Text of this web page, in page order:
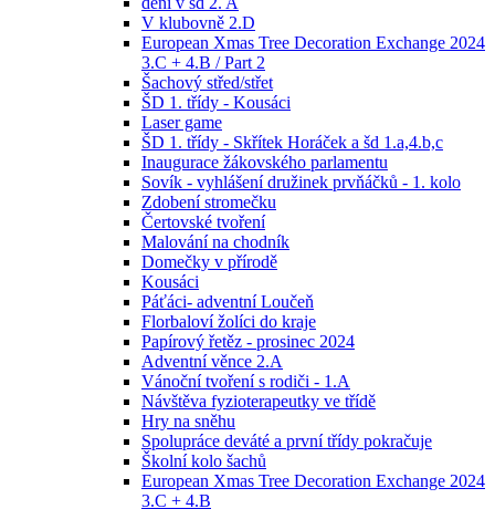
V klubovně 2.D
European Xmas Tree Decoration Exchange 2024
3.C + 4.B / Part 2
Šachový střed/střet
ŠD 1. třídy - Kousáci
Laser game
ŠD 1. třídy - Skřítek Horáček a šd 1.a,4.b,c
Inaugurace žákovského parlamentu
Sovík - vyhlášení družinek prvňáčků - 1. kolo
Zdobení stromečku
Čertovské tvoření
Malování na chodník
Domečky v přírodě
Kousáci
Páťáci- adventní Loučeň
Florbaloví žolíci do kraje
Papírový řetěz - prosinec 2024
Adventní věnce 2.A
Vánoční tvoření s rodiči - 1.A
Návštěva fyzioterapeutky ve třídě
Hry na sněhu
Spolupráce deváté a první třídy pokračuje
Školní kolo šachů
European Xmas Tree Decoration Exchange 2024
3.C + 4.B